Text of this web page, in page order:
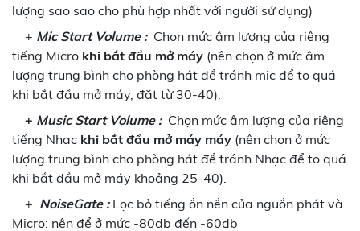
lượng sao sao cho phù hợp nhất với người sử dụng)
+ Mic Start Volume :Chọn mức âm lượng của riêng
tiếng Micro khi bắt đầu mở máy (nên chọn ở mức âm
lượng trung bình cho phòng hát để tránh mic để to quá
khi bắt đầu mở máy, đặt từ 30-40).
+ Music Start Volume :Chọn mức âm lượng của riêng
tiếng Nhạc khi bắt đầu mở máy máy (nên chọn ở mức
lượng trung bình cho phòng hát để tránh Nhạc để to quá
khi bắt đầu mở máy khoảng 25-40).
+ NoiseGate :Lọc bỏ tiếng ồn nền của nguồn phát và
Micro: nên để ở mức -80db đến -60db